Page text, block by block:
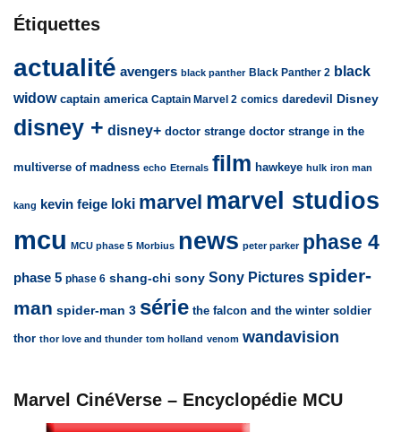
Étiquettes
actualité avengers black panther Black Panther 2 black
widow captain america Captain Marvel 2 comics daredevil Disney
disney + disney+ doctor strange doctor strange in the
multiverse of madness echo Eternals film hawkeye hulk iron man
kang kevin feige loki marvel marvel studios
mcu MCU phase 5 Morbius news peter parker phase 4
phase 5 phase 6 shang-chi sony Sony Pictures spider-
man spider-man 3 série the falcon and the winter soldier
thor thor love and thunder tom holland venom wandavision
Marvel CinéVerse – Encyclopédie MCU